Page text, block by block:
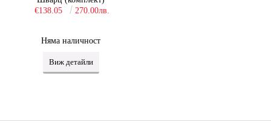
€138.05
270.00лв.
Няма наличност
Виж детайли